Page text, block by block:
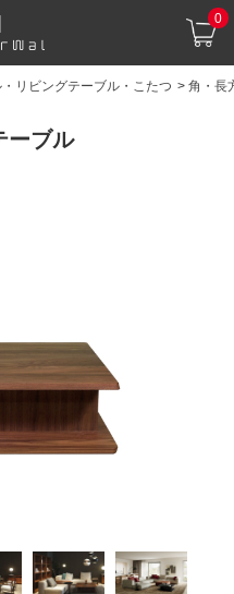
0
リビングテーブル・こたつ > 角・長
ーブル